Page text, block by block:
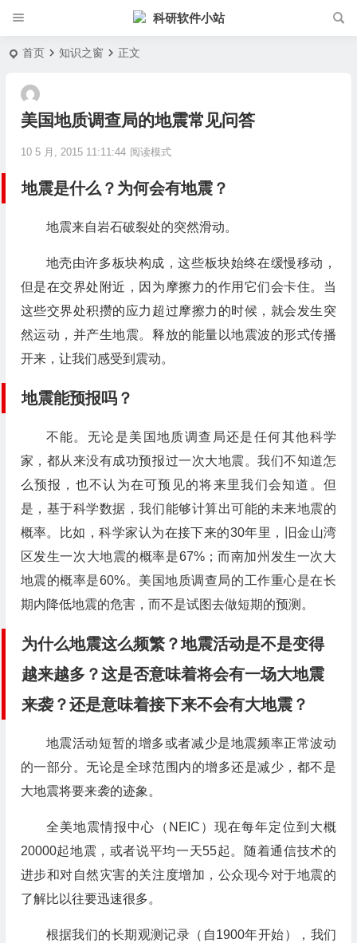
科研软件小站
首页 知识之窗 正文
美国地质调查局的地震常见问答
10 5 月, 2015 11:11:44 阅读模式
地震是什么？为何会有地震？
地震来自岩石破裂处的突然滑动。
地壳由许多板块构成，这些板块始终在缓慢移动，
但是在交界处附近，因为摩擦力的作用它们会卡住。当
这些交界处积攒的应力超过摩擦力的时候，就会发生突
然运动，并产生地震。释放的能量以地震波的形式传播
开来，让我们感受到震动。
地震能预报吗？
不能。无论是美国地质调查局还是任何其他科学
家，都从来没有成功预报过一次大地震。我们不知道怎
么预报，也不认为在可预见的将来里我们会知道。但
是，基于科学数据，我们能够计算出可能的未来地震的
概率。比如，科学家认为在接下来的30年里，旧金山湾
区发生一次大地震的概率是67%；而南加州发生一次大
地震的概率是60%。美国地质调查局的工作重心是在长
期内降低地震的危害，而不是试图去做短期的预测。
为什么地震这么频繁？地震活动是不是变得
越来越多？这是否意味着将会有一场大地震
来袭？还是意味着接下来不会有大地震？
地震活动短暂的增多或者减少是地震频率正常波动
的一部分。无论是全球范围内的增多还是减少，都不是
大地震将要来袭的迹象。
全美地震情报中心（NEIC）现在每年定位到大概
20000起地震，或者说平均一天55起。随着通信技术的
进步和对自然灾害的关注度增加，公众现今对于地震的
了解比以往要迅速很多。
根据我们的长期观测记录（自1900年开始），我们